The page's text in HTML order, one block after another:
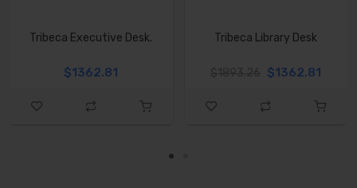
Tribeca Executive Desk.
$1362.81
Tribeca Library Desk
$1362.81